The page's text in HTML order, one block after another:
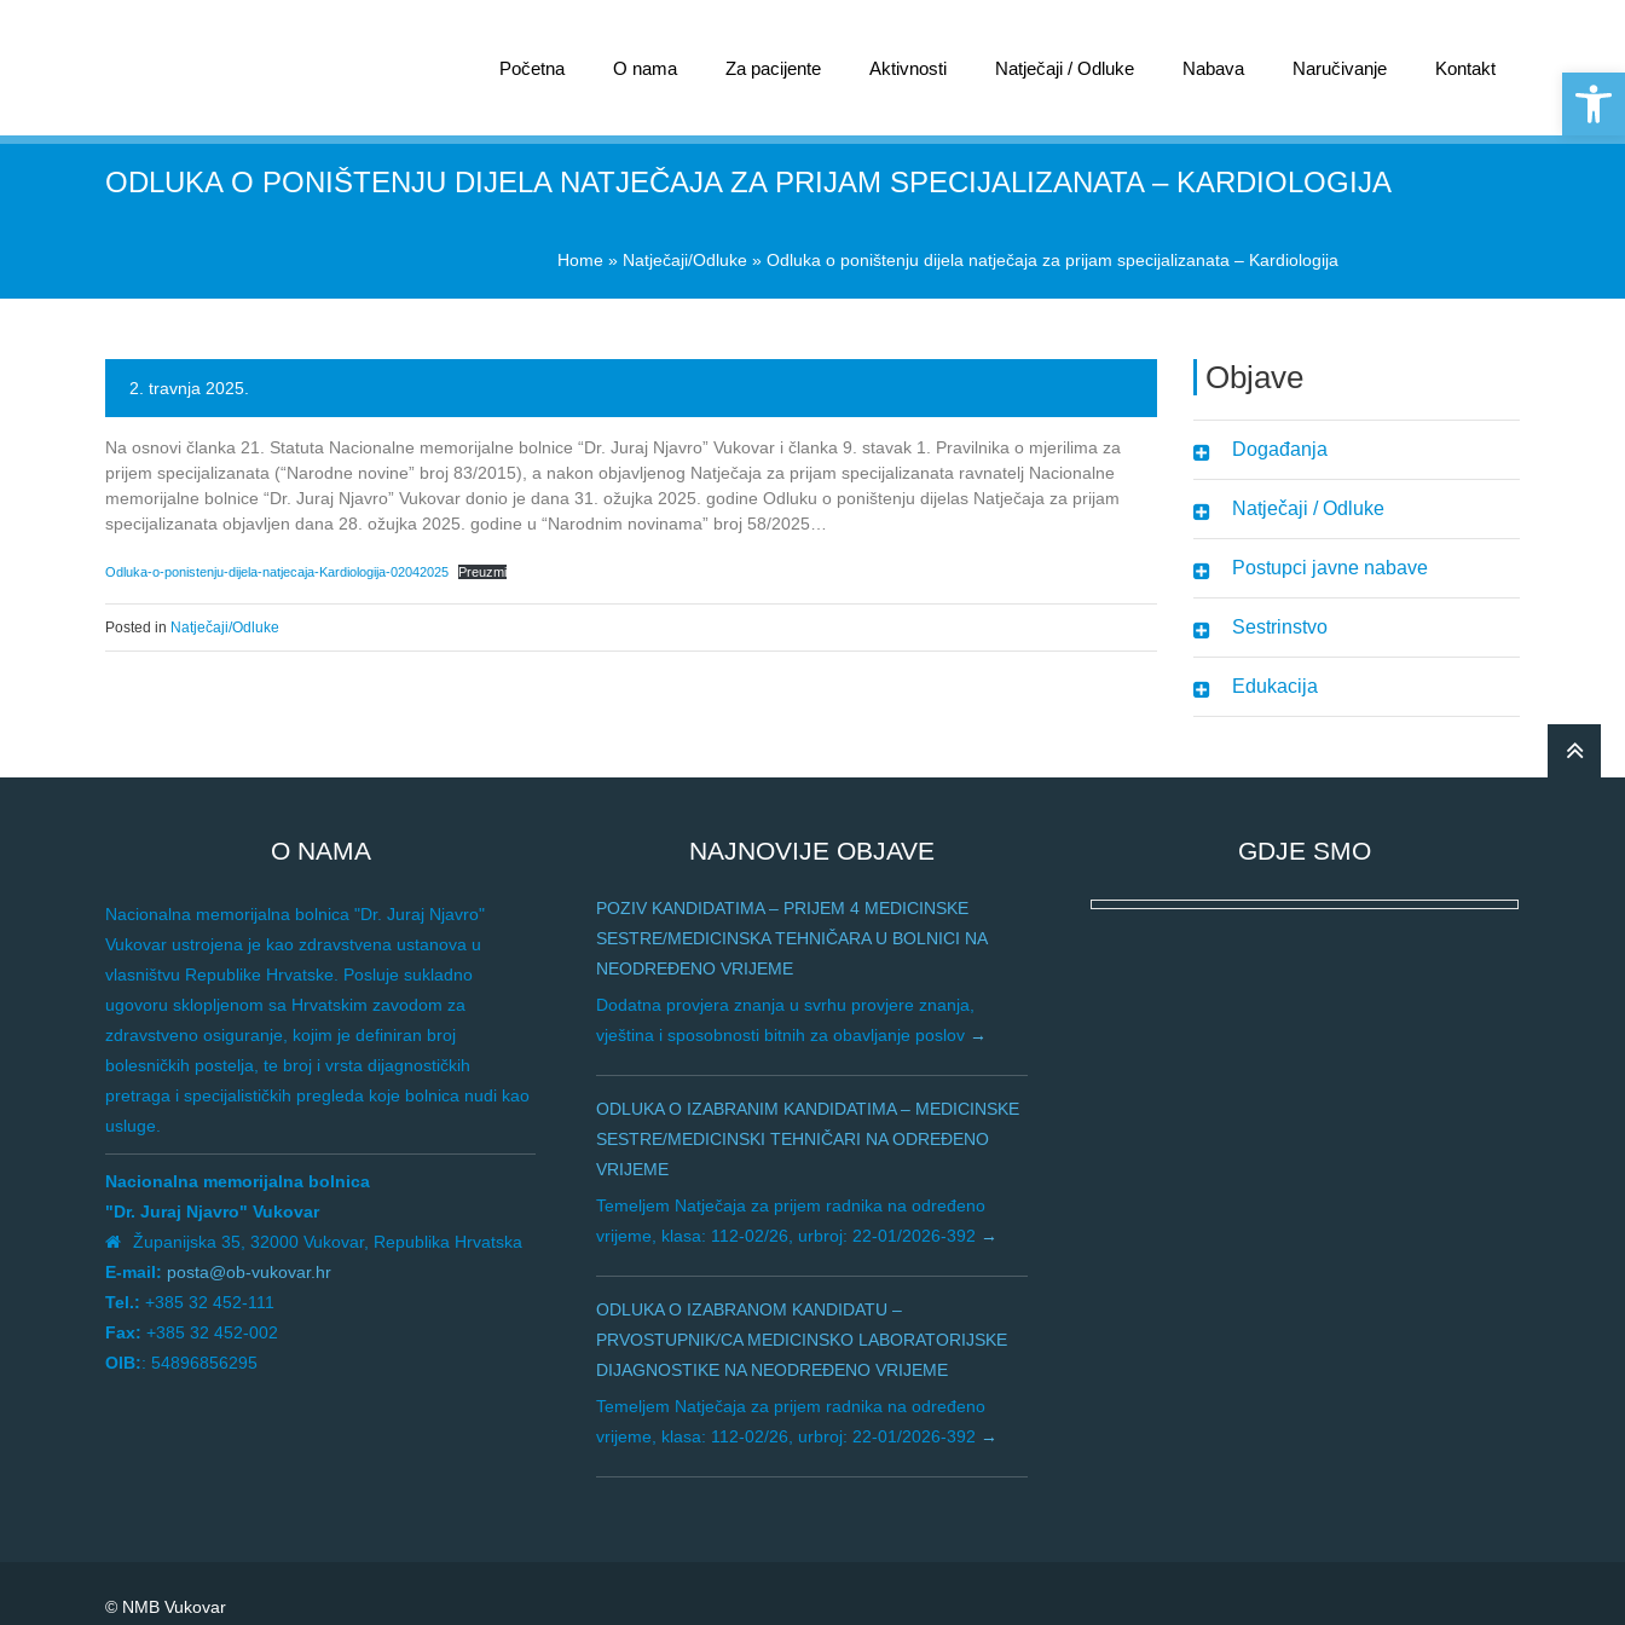
Početna O nama Za pacijente Aktivnosti Natječaji / Odluke Nabava Naručivanje Kontakt
ODLUKA O PONIŠTENJU DIJELA NATJEČAJA ZA PRIJAM SPECIJALIZANATA – KARDIOLOGIJA
Home » Natječaji/Odluke » Odluka o poništenju dijela natječaja za prijam specijalizanata – Kardiologija
Objave
Događanja
Natječaji / Odluke
Postupci javne nabave
Sestrinstvo
Edukacija
2. travnja 2025.
Na osnovi članka 21. Statuta Nacionalne memorijalne bolnice “Dr. Juraj Njavro” Vukovar i članka 9. stavak 1. Pravilnika o mjerilima za
prijem specijalizanata (“Narodne novine” broj 83/2015), a nakon objavljenog Natječaja za prijam specijalizanata ravnatelj Nacionalne
memorijalne bolnice “Dr. Juraj Njavro” Vukovar donio je dana 31. ožujka 2025. godine Odluku o poništenju dijelas Natječaja za prijam
specijalizanata objavljen dana 28. ožujka 2025. godine u “Narodnim novinama” broj 58/2025…
Odluka-o-ponistenju-dijela-natjecaja-Kardiologija-02042025 Preuzmi
Posted in Natječaji/Odluke
O NAMA
Nacionalna memorijalna bolnica "Dr. Juraj Njavro"
Vukovar ustrojena je kao zdravstvena ustanova u
vlasništvu Republike Hrvatske. Posluje sukladno
ugovoru sklopljenom sa Hrvatskim zavodom za
zdravstveno osiguranje, kojim je definiran broj
bolesničkih postelja, te broj i vrsta dijagnostičkih
pretraga i specijalističkih pregleda koje bolnica nudi kao
usluge.
Nacionalna memorijalna bolnica
"Dr. Juraj Njavro" Vukovar
Županijska 35, 32000 Vukovar, Republika Hrvatska
E-mail: posta@ob-vukovar.hr
Tel.: +385 32 452-111
Fax: +385 32 452-002
OIB:: 54896856295
NAJNOVIJE OBJAVE
POZIV KANDIDATIMA – PRIJEM 4 MEDICINSKE
SESTRE/MEDICINSKA TEHNIČARA U BOLNICI NA
NEODREĐENO VRIJEME
Dodatna provjera znanja u svrhu provjere znanja,
vještina i sposobnosti bitnih za obavljanje poslov
ODLUKA O IZABRANIM KANDIDATIMA – MEDICINSKE
SESTRE/MEDICINSKI TEHNIČARI NA ODREĐENO
VRIJEME
Temeljem Natječaja za prijem radnika na određeno
vrijeme, klasa: 112-02/26, urbroj: 22-01/2026-392
ODLUKA O IZABRANOM KANDIDATU –
PRVOSTUPNIK/CA MEDICINSKO LABORATORIJSKE
DIJAGNOSTIKE NA NEODREĐENO VRIJEME
Temeljem Natječaja za prijem radnika na određeno
vrijeme, klasa: 112-02/26, urbroj: 22-01/2026-392
GDJE SMO
© NMB Vukovar